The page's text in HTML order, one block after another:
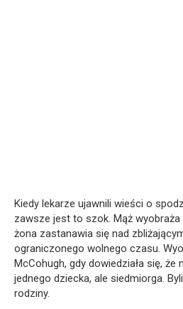
Kiedy lekarze ujawnili wieści o
zawsze jest to szok. Mąż
żona zastanawia się nad
ograniczonego wolnego czasu.
McCohugh, gdy dowiedziała się, że
jednego dziecka, ale siedmiorga.
rodziny.